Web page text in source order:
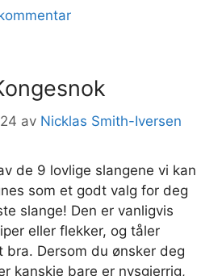
av Nicklas Smith-Iversen
de 9 lovlige slangene vi kan
som et godt valg for deg
slange! Den er vanligvis
eller flekker, og tåler
bra. Dersom du ønsker deg
kanskje bare er nysgjerrig,